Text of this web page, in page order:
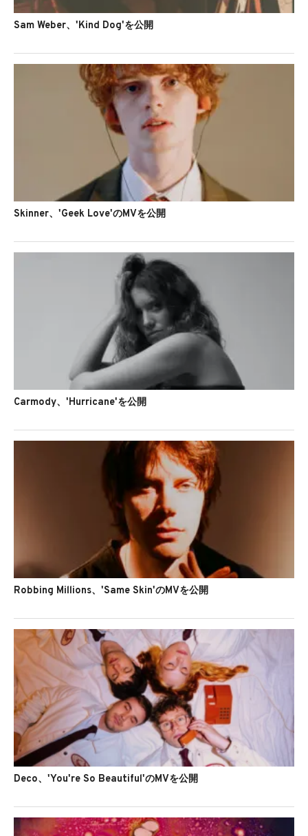
Sam Weber、'Kind Dog'を公開
Skinner、'Geek Love'のMVを公開
Carmody、'Hurricane'を公開
Robbing Millions、'Same Skin'のMVを公開
Deco、'You're So Beautiful'のMVを公開